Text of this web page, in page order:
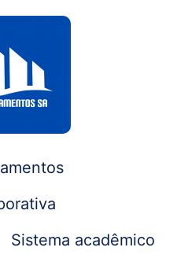
Sistema acadêmico